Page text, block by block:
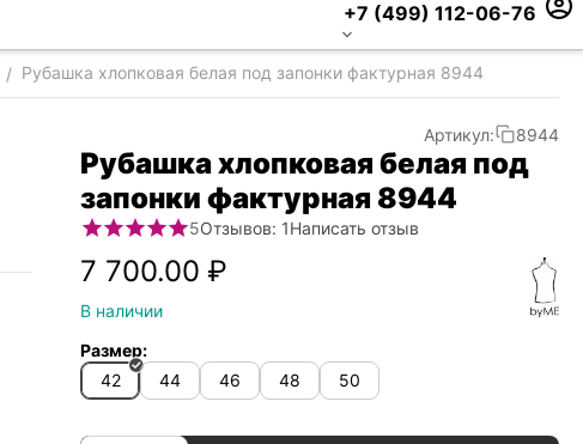
+7 (499) 112-06-76
/ Рубашка хлопковая белая под запонки фактурная 8944
Артикул: 8944
Рубашка хлопковая белая под
запонки фактурная 8944
5Отзывов: 1Написать отзыв
7 700.00 ₽
В наличии
Размер:
42
44 46 48 50